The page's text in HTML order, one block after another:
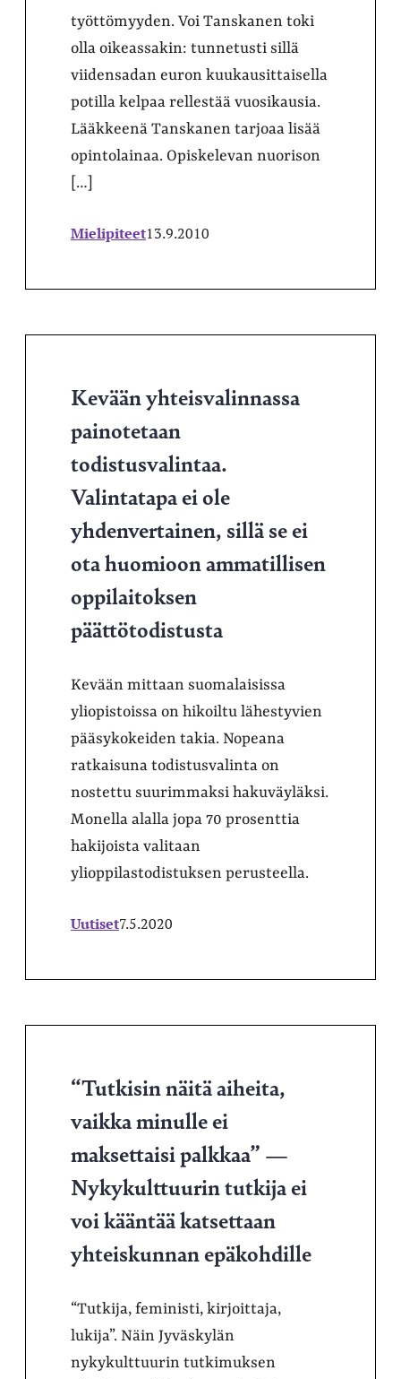
työttömyyden. Voi Tanskanen toki
olla oikeassakin: tunnetusti sillä
viidensadan euron kuukausittaisella
potilla kelpaa rellestää vuosikausia.
Lääkkeenä Tanskanen tarjoaa lisää
opintolainaa. Opiskelevan nuorison
[…]
Mielipiteet13.9.2010
Kevään yhteisvalinnassa
painotetaan
todistusvalintaa.
Valintatapa ei ole
yhdenvertainen, sillä se ei
ota huomioon ammatillisen
oppilaitoksen
päättötodistusta
Kevään mittaan suomalaisissa
yliopistoissa on hikoiltu lähestyvien
pääsykokeiden takia. Nopeana
ratkaisuna todistusvalinta on
nostettu suurimmaksi hakuväyläksi.
Monella alalla jopa 70 prosenttia
hakijoista valitaan
ylioppilastodistuksen perusteella.
Uutiset7.5.2020
“Tutkisin näitä aiheita,
vaikka minulle ei
maksettaisi palkkaa” —
Nykykulttuurin tutkija ei
voi kääntää katsettaan
yhteiskunnan epäkohdille
“Tutkija, feministi, kirjoittaja,
lukija”. Näin Jyväskylän
nykykulttuurin tutkimuksen